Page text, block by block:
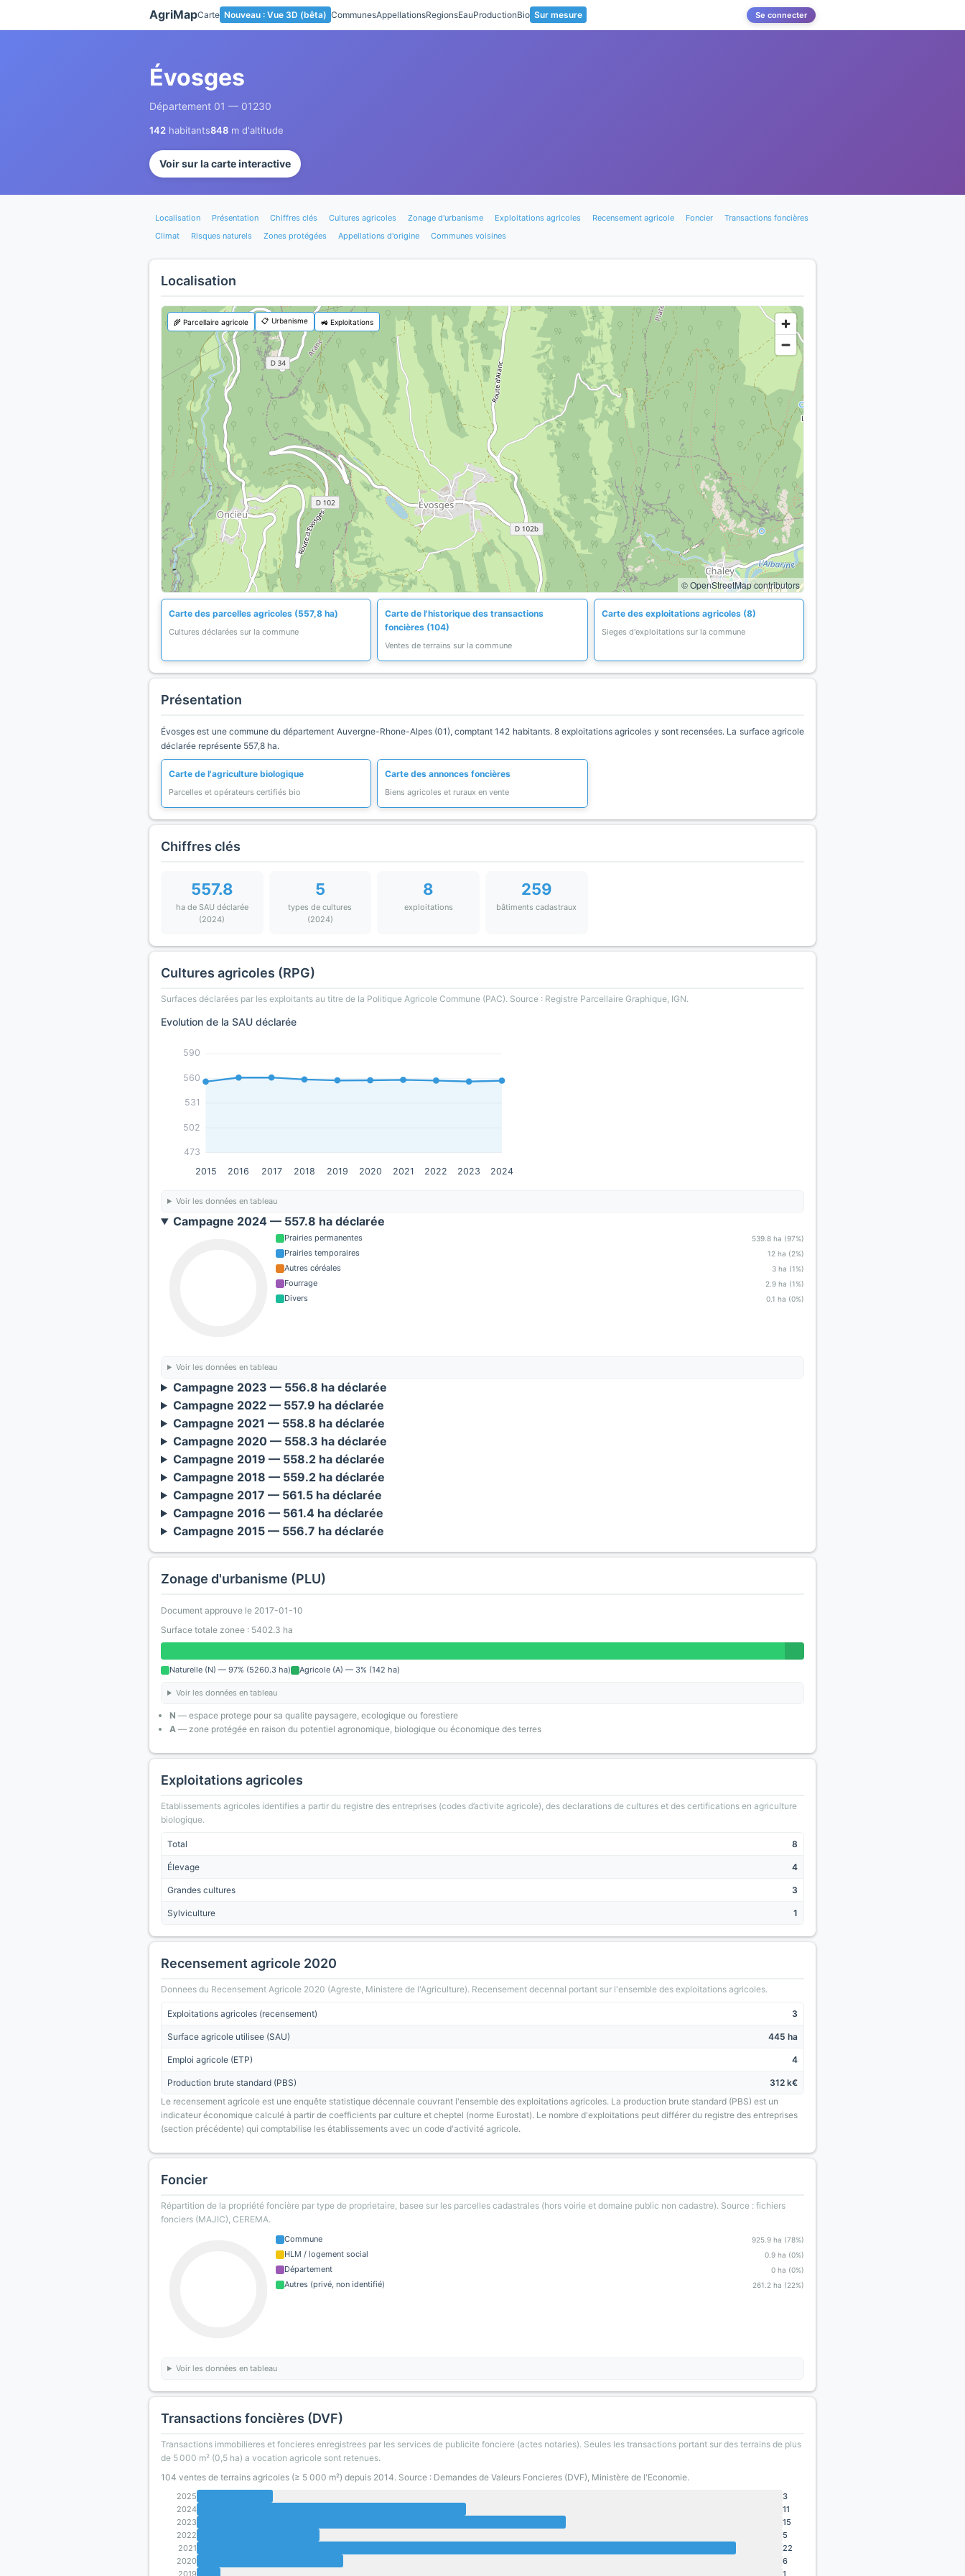
AgriMapCarte Nouveau : Vue 3D (bêta) CommunesAppellationsRegionsEauProductionBio Sur mesure Se connecter
Évosges
Département 01 — 01230
142 habitants848 m d'altitude
Voir sur la carte interactive
Localisation Présentation Chiffres clés Cultures agricoles Zonage d'urbanisme Exploitations agricoles Recensement agricole Foncier
Transactions foncières
Climat
Risques naturels Zones protégées Appellations d'origine Communes voisines
Localisation
© OpenStreetMap contributors
🌾 Parcellaire agricole 📋 Urbanisme 🚜 Exploitations
Carte des parcelles agricoles (557,8 ha)
Cultures déclarées sur la commune
Carte de l'historique des transactions
foncières (104)
Ventes de terrains sur la commune
Carte des exploitations agricoles (8)
Sieges d'exploitations sur la commune
Présentation
Évosges est une commune du département Auvergne-Rhone-Alpes (01), comptant 142 habitants. 8 exploitations agricoles y sont recensées. La surface agricole
déclarée représente 557,8 ha.
Carte de l'agriculture biologique
Parcelles et opérateurs certifiés bio
Carte des annonces foncières
Biens agricoles et ruraux en vente
Chiffres clés
557.8
ha de SAU déclarée
(2024)
5
types de cultures
(2024)
8
exploitations
259
bâtiments cadastraux
Cultures agricoles (RPG)
Surfaces déclarées par les exploitants au titre de la Politique Agricole Commune (PAC). Source : Registre Parcellaire Graphique, IGN.
Evolution de la SAU déclarée
473
502
531
560
590
2015 2016 2017 2018 2019 2020 2021 2022 2023 2024
Voir les données en tableau
Campagne 2024 — 557.8 ha déclarée
Prairies permanentes 539.8 ha (97%)
Prairies temporaires 12 ha (2%)
Autres céréales 3 ha (1%)
Fourrage 2.9 ha (1%)
Divers 0.1 ha (0%)
Voir les données en tableau
Campagne 2023 — 556.8 ha déclarée
Campagne 2022 — 557.9 ha déclarée
Campagne 2021 — 558.8 ha déclarée
Campagne 2020 — 558.3 ha déclarée
Campagne 2019 — 558.2 ha déclarée
Campagne 2018 — 559.2 ha déclarée
Campagne 2017 — 561.5 ha déclarée
Campagne 2016 — 561.4 ha déclarée
Campagne 2015 — 556.7 ha déclarée
Zonage d'urbanisme (PLU)
Document approuve le 2017-01-10
Surface totale zonee : 5402.3 ha
Naturelle (N) — 97% (5260.3 ha) Agricole (A) — 3% (142 ha)
Voir les données en tableau
N — espace protege pour sa qualite paysagere, ecologique ou forestiere
A — zone protégée en raison du potentiel agronomique, biologique ou économique des terres
Exploitations agricoles
Etablissements agricoles identifies a partir du registre des entreprises (codes d’activite agricole), des declarations de cultures et des certifications en agriculture
biologique.
Total 8
Élevage 4
Grandes cultures 3
Sylviculture 1
Recensement agricole 2020
Donnees du Recensement Agricole 2020 (Agreste, Ministere de l'Agriculture). Recensement decennal portant sur l'ensemble des exploitations agricoles.
Exploitations agricoles (recensement) 3
Surface agricole utilisee (SAU) 445 ha
Emploi agricole (ETP) 4
Production brute standard (PBS)
312 k€
Le recensement agricole est une enquête statistique décennale couvrant l'ensemble des exploitations agricoles. La production brute standard (PBS) est un
indicateur économique calculé à partir de coefficients par culture et cheptel (norme Eurostat). Le nombre d'exploitations peut différer du registre des entreprises
(section précédente) qui comptabilise les établissements avec un code d'activité agricole.
Foncier
Répartition de la propriété foncière par type de proprietaire, basee sur les parcelles cadastrales (hors voirie et domaine public non cadastre). Source : fichiers
fonciers (MAJIC), CEREMA.
Commune 925.9 ha (78%)
HLM / logement social 0.9 ha (0%)
Département 0 ha (0%)
Autres (privé, non identifié) 261.2 ha (22%)
Voir les données en tableau
Transactions foncières (DVF)
Transactions immobilieres et foncieres enregistrees par les services de publicite fonciere (actes notaries). Seules les transactions portant sur des terrains de plus
de 5 000 m² (0,5 ha) a vocation agricole sont retenues.
104 ventes de terrains agricoles (≥ 5 000 m²) depuis 2014. Source : Demandes de Valeurs Foncieres (DVF), Ministère de l'Economie.
2025
3
2024
11
2023
15
2022
5
2021
22
2020
6
2019
1
Panneau de gestion des cookies